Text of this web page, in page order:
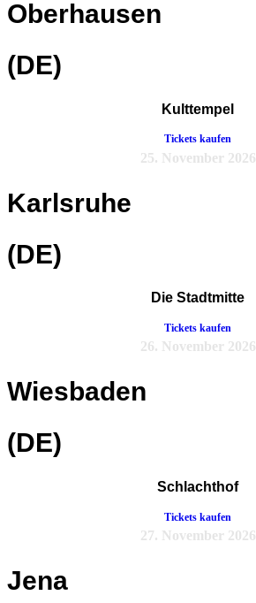
Oberhausen
(DE)
Kulttempel
Tickets kaufen
25. November 2026
Karlsruhe
(DE)
Die Stadtmitte
Tickets kaufen
26. November 2026
Wiesbaden
(DE)
Schlachthof
Tickets kaufen
27. November 2026
Jena